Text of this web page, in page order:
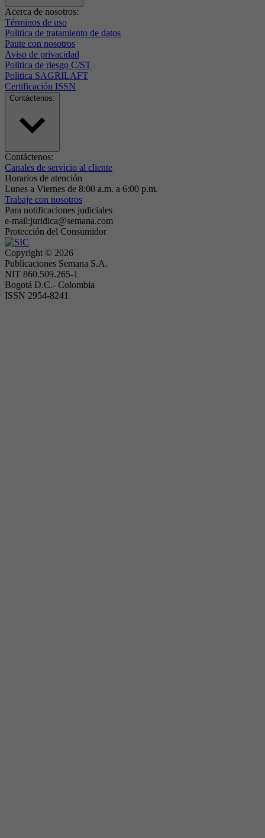
Acerca de nosotros:
Términos de uso
Politica de tratamiento de datos
Paute con nosotros
Aviso de privacidad
Politica de riesgo C/ST
Politica SAGRILAFT
Certificación ISSN
Contáctenos:
Contáctenos:
Canales de servicio al cliente
Horarios de atención
Lunes a Viernes de 8:00 a.m. a 6:00 p.m.
Trabaje con nosotros
Para notificaciones judiciales
e-mail:juridica@semana.com
Protección del Consumidor
Copyright © 2026
Publicaciones Semana S.A.
NIT 860.509.265-1
Bogotá D.C.- Colombia
ISSN 2954-8241